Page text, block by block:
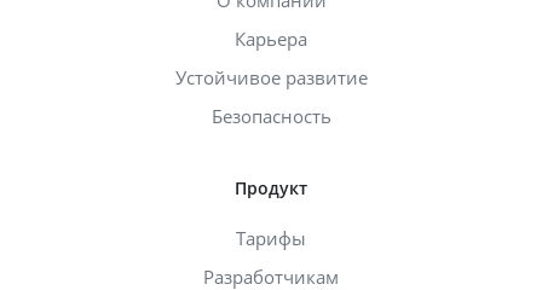
Карьера
Устойчивое развитие
Безопасность
Продукт
Тарифы
Разработчикам